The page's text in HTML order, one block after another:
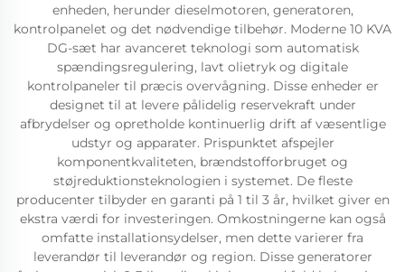
enheden, herunder dieselmotoren, generatoren,
kontrolpanelet og det nødvendige tilbehør. Moderne 10 KVA
DG-sæt har avanceret teknologi som automatisk
spændingsregulering, lavt olietryk og digitale
kontrolpaneler til præcis overvågning. Disse enheder er
designet til at levere pålidelig reservekraft under
afbrydelser og opretholde kontinuerlig drift af væsentlige
udstyr og apparater. Prispunktet afspejler
komponentkvaliteten, brændstofforbruget og
støjreduktionsteknologien i systemet. De fleste
producenter tilbyder en garanti på 1 til 3 år, hvilket giver en
ekstra værdi for investeringen. Omkostningerne kan også
omfatte installationsydelser, men dette varierer fra
leverandør til leverandør og region. Disse generatorer